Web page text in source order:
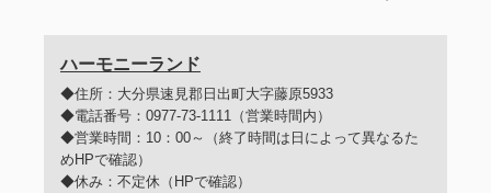
ハーモニーランド
◆住所：大分県速見郡日出町大字藤原5933
◆電話番号：0977-73-1111（営業時間内）
◆営業時間：10：00～（終了時間は日によって異なるた
めHPで確認）
◆休み：不定休（HPで確認）